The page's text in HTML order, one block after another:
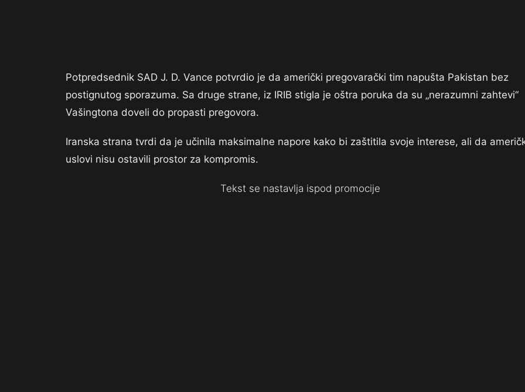
Potpredsednik SAD J. D. Vance potvrdio je da američki pregovarački tim napušta Pakistan bez
postignutog sporazuma. Sa druge strane, iz IRIB stigla je oštra poruka da su „nerazumni zahtevi“
Vašingtona doveli do propasti pregovora.
Iranska strana tvrdi da je učinila maksimalne napore kako bi zaštitila svoje interese, ali da
uslovi nisu ostavili prostor za kompromis.
Tekst se nastavlja ispod promocije